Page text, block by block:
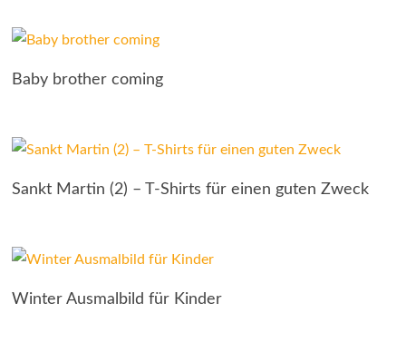
Baby brother coming
Sankt Martin (2) – T-Shirts für einen guten Zweck
Winter Ausmalbild für Kinder